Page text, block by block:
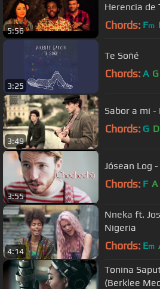
5:56
Herencia de
Chords: Fm
3:25
Te Soñé
Chords: A G
3:49
Sabor a mi -
Chords: G D
3:55
Jósean Log
Chords: F A
4:14
Nneka ft.
Nigeria
Chords: Em
Tonina
(Berklee